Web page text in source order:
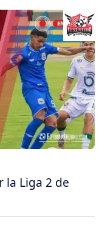
la Liga 2 de